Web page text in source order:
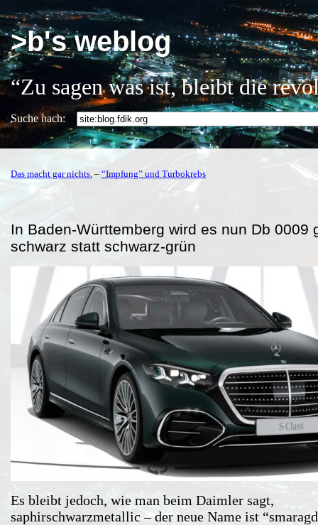
>b's weblog
“Zu sagen was ist, bleibt die
Suche nach:
Das macht gar nichts. – “Impfung” und Turbokrebs
In Baden-Württemberg wird es nun Db 0009
schwarz statt schwarz-grün
Es bleibt jedoch, wie man beim Daimler sagt,
saphirschwarzmetallic – der neue Name ist